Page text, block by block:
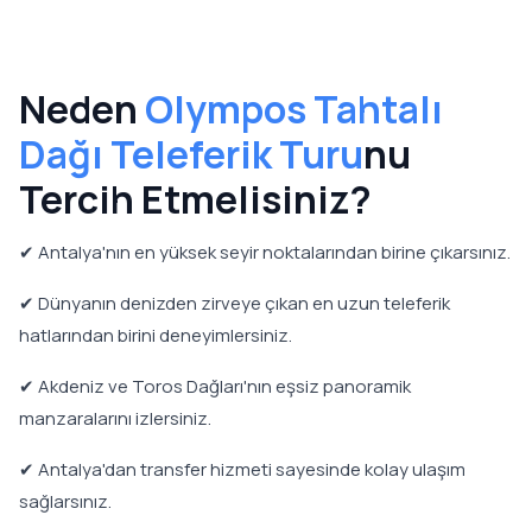
Neden Olympos Tahtalı
Dağı Teleferik Turunu
Tercih Etmelisiniz?
✔ Antalya'nın en yüksek seyir noktalarından birine çıkarsınız.
✔ Dünyanın denizden zirveye çıkan en uzun teleferik
hatlarından birini deneyimlersiniz.
✔ Akdeniz ve Toros Dağları'nın eşsiz panoramik
manzaralarını izlersiniz.
✔ Antalya'dan transfer hizmeti sayesinde kolay ulaşım
sağlarsınız.